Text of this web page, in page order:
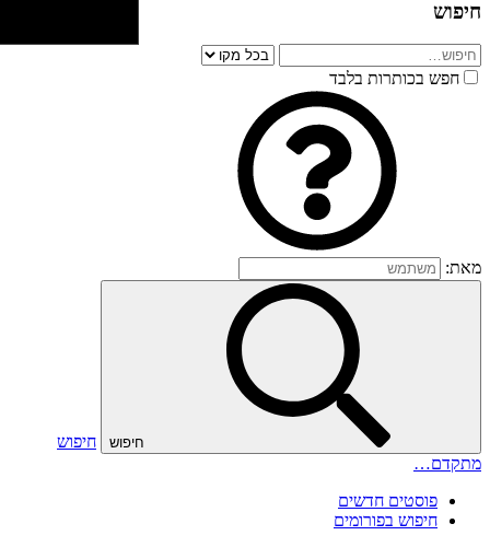
חיפוש
חפש בכותרות בלבד
מאת:
חיפוש
חיפוש
מתקדם…
פוסטים חדשים
חיפוש בפורומים